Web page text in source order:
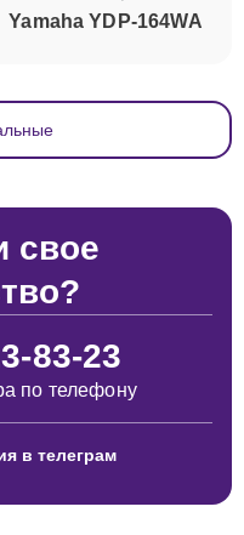
Yamaha YDP-164WA
свое
83-23
по телефону
в телеграм